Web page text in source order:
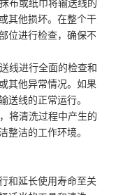
布或纸巾将输送线的
其他损坏。在整个干
位进行检查，确保不
线进行全面的检查和
其他异常情况。如果
送线的正常运行。
将清洗过程中产生的
整洁的工作环境。
和延长使用寿命至关